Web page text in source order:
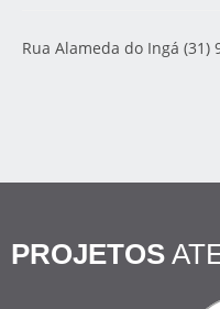
Rua Alameda do Ingá (31)
PROJETOS